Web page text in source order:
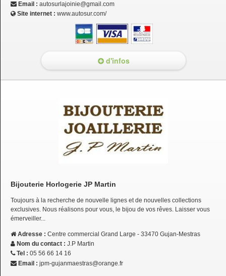
Email : autosurlajoinie@gmail.com
Site internet : www.autosur.com/
d'infos
Bijouterie Horlogerie JP Martin
Toujours à la recherche de nouvelle lignes et de nouvelles collections
exclusives. Nous réalisons pour vous, le bijou de vos rêves. Laisser vous
émerveiller...
Adresse : Centre commercial Grand Large - 33470 Gujan-Mestras
Nom du contact : J.P Martin
Tel : 05 56 66 14 16
Email : jpm-gujanmaestras@orange.fr